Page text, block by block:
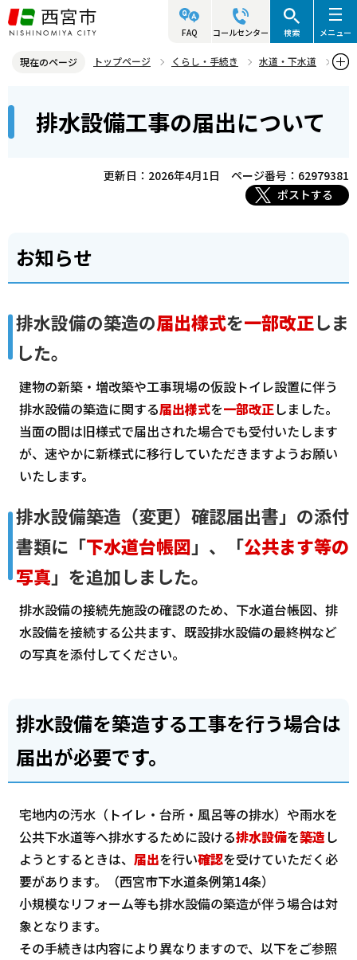
こ
の
ジ
先
FAQ コールセンター 検索 メニュー
現在のページ トップページ くらし・手続き
水道・下水道
排水設備工事の届出について
こ
排水設備工事の届出について
更新日：2026年4月1日
ページ番号：62979381
ポストする
お知らせ
排水設備の築造の届出様式を一部改正しま
した。
建物の新築・増改築や工事現場の仮設トイレ設置に伴う
排水設備の築造に関する届出様式を一部改正しました。
当面の間は旧様式で届出された場合でも受付いたします
が、速やかに新様式に移行していただきますようお願い
いたします。
排水設備築造（変更）確認届出書」の添付
書類に「下水道台帳図」、「公共ます等の
写真」を追加しました。
排水設備の接続先施設の確認のため、下水道台帳図、排
水設備を接続する公共ます、既設排水設備の最終桝など
の写真を添付してください。
排水設備を築造する工事を行う場合は
届出が必要です。
宅地内の汚水（トイレ・台所・風呂等の排水）や雨水を
公共下水道等へ排水するために設ける排水設備を築造 し
ようとするときは、 届出を行い確認を受けていただく必
要があります。（西宮市下水道条例第14条）
小規模なリフォーム等も排水設備の築造が伴う場合は対
象となります。
その手続きは内容により異なりますので、以下をご参照